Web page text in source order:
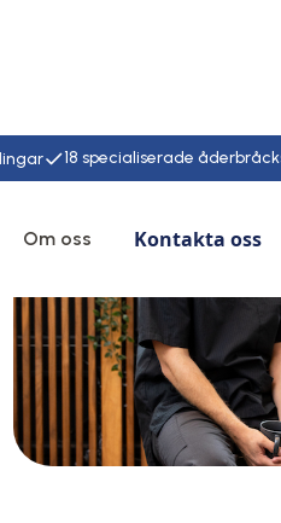
18
Om oss Kontakta oss